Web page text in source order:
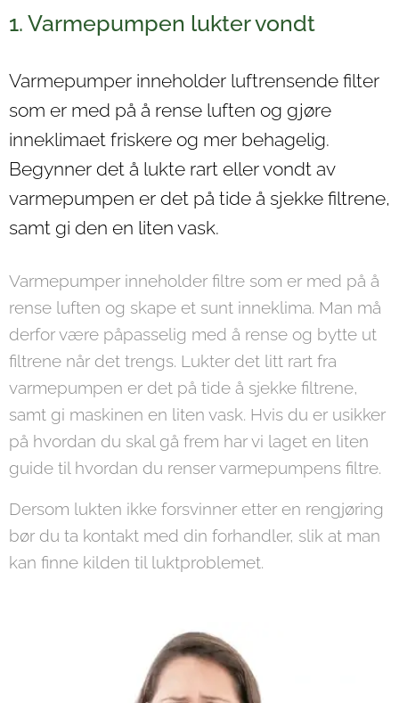
1. Varmepumpen lukter vondt
Varmepumper inneholder luftrensende filter
som er med på å rense luften og gjøre
inneklimaet friskere og mer behagelig.
Begynner det å lukte rart eller vondt av
varmepumpen er det på tide å sjekke filtrene,
samt gi den en liten vask.
Varmepumper inneholder filtre som er med på å
rense luften og skape et sunt inneklima. Man må
derfor være påpasselig med å rense og bytte ut
filtrene når det trengs. Lukter det litt rart fra
varmepumpen er det på tide å sjekke filtrene,
samt gi maskinen en liten vask. Hvis du er usikker
på hvordan du skal gå frem har vi laget en liten
guide til hvordan du renser varmepumpens filtre.
Dersom lukten ikke forsvinner etter en rengjøring
bør du ta kontakt med din forhandler, slik at man
kan finne kilden til luktproblemet.